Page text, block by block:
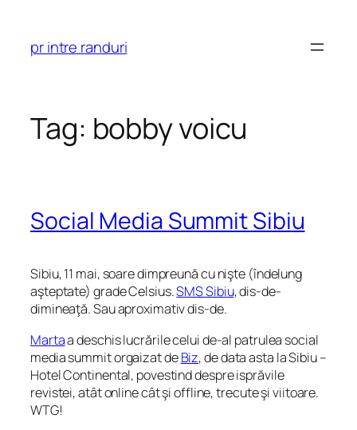
content
pr intre randuri
Tag: bobby voicu
Social Media Summit Sibiu
Sibiu, 11 mai, soare dimpreună cu nişte (îndelung
aşteptate) grade Celsius.SMS Sibiu, dis-de-
dimineaţă. Sau aproximativ dis-de.
Martaa deschis lucrările celui de-al patrulea social
media summit orgaizat deBiz, de data asta la Sibiu –
Hotel Continental, povestind despre isprăvile
revistei, atât online cât şi offline, trecute şi viitoare.
WTG!